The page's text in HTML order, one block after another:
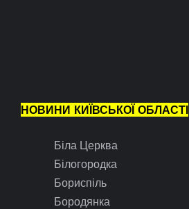
НОВИНИ КИЇВСЬКОЇ ОБЛАСТІ
Біла Церква
Білогородка
Бориспіль
Бородянка